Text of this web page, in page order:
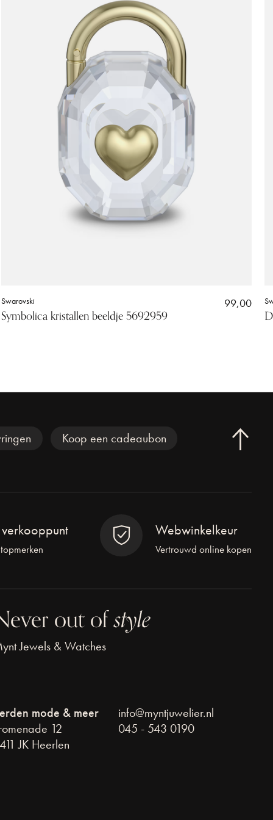
Swarovski
Symbolica kristallen beeldje 5692959
99,00
Koop een cadeaubon
Webwinkelkeur
Vertrouwd online kopen
out ofstyle
Jewels & Watches
mode & meer
12
JK Heerlen
info@myntjuwelier.nl
045 - 543 0190